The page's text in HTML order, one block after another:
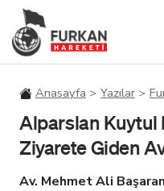
Anasayfa Yazılar
Alparslan Kuytul
Ziyarete Giden
Av. Mehmet Ali